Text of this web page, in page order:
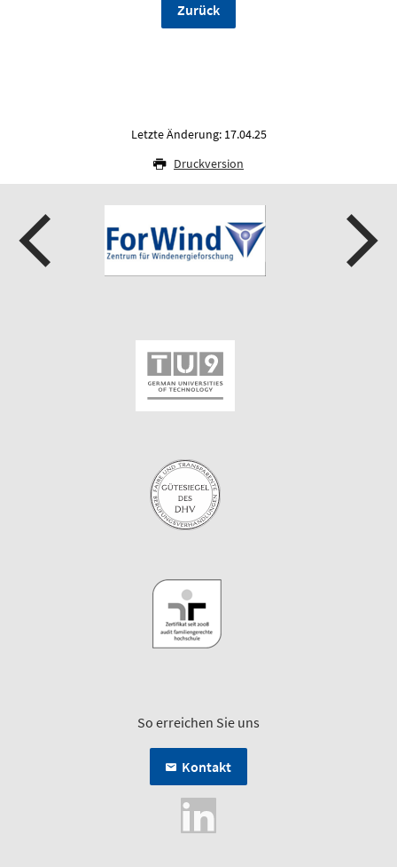
Zurück
Letzte Änderung: 17.04.25
Druckversion
So erreichen Sie uns
Kontakt